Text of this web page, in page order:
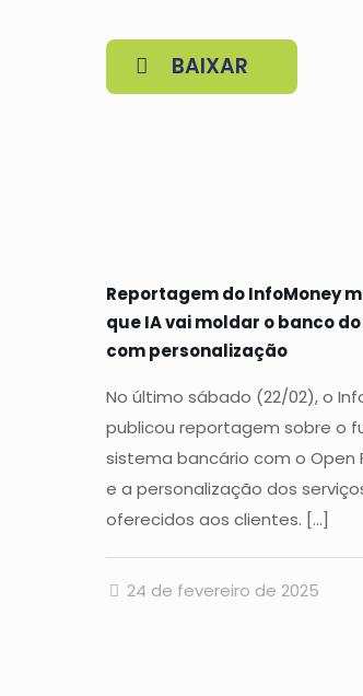
BAIXAR
Reportagem do InfoMoney
que IA vai moldar o banco
com personalização
No último sábado (22/02), o
publicou reportagem sobre o
sistema bancário com o Open
e a personalização dos
oferecidos aos clientes. […]
24 de fevereiro de 2025